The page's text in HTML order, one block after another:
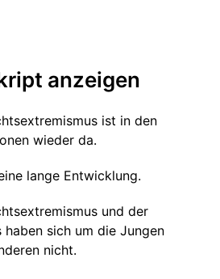
anzeigen
ist in den
wieder da.
lange Entwicklung.
und der
haben sich um die Jungen
nicht.